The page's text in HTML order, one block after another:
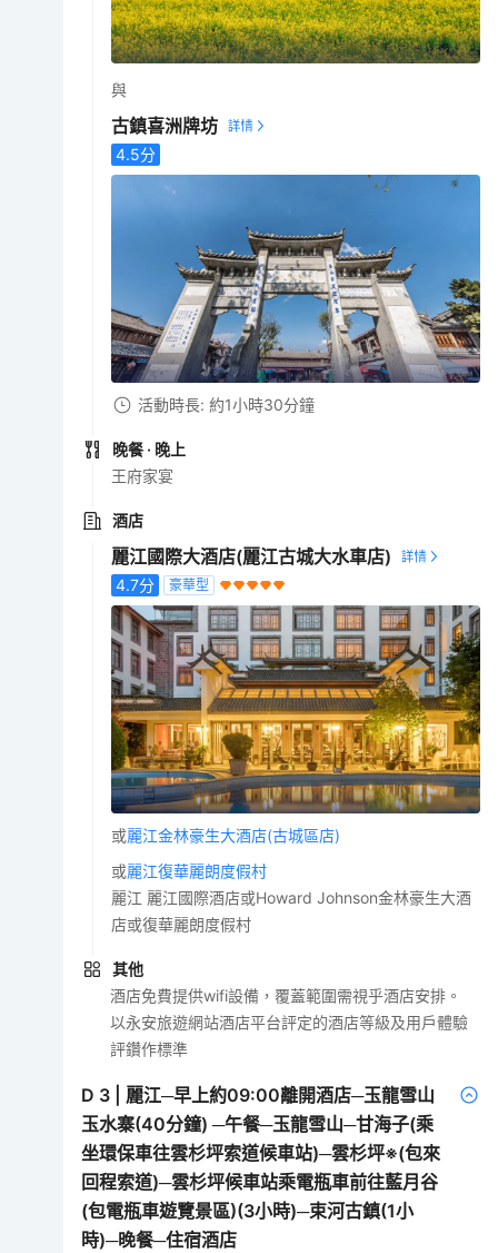
與
古鎮喜洲牌坊
4.5分
活動時長: 約1小時30分鐘
晚餐 · 晚上
王府家宴
酒店
麗江國際大酒店(麗江古城大水車店)
4.7分 豪華型
或麗江金林豪生大酒店(古城區店)
或麗江復華麗朗度假村
麗江 麗江國際酒店或Howard Johnson金林豪生大酒
店或復華麗朗度假村
其他
酒店免費提供wifi設備，覆蓋範圍需視乎酒店安排。
以永安旅遊網站酒店平台評定的酒店等級及用戶體驗
評鑽作標準
D 3
麗江─早上約09:00離開酒店─玉龍雪山
玉水寨(40分鐘) ─午餐─玉龍雪山─甘海子(乘
坐環保車往雲杉坪索道候車站)─雲杉坪※(包來
回程索道)─雲杉坪候車站乘電瓶車前往藍月谷
(包電瓶車遊覽景區)(3小時)─束河古鎮(1小
時)─晚餐─住宿酒店